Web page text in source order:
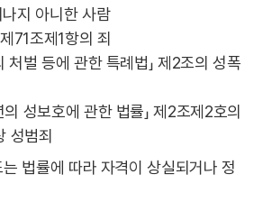
지 아니한 사람
제71조제1항의 죄
처벌 등에 관한 특례법」 제2조의 성폭
의 성보호에 관한 법률」 제2조제2호의
성범죄
법률에 따라 자격이 상실되거나 정